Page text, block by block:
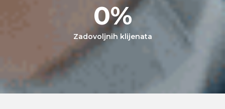
0%
Zadovoljnih klijenata